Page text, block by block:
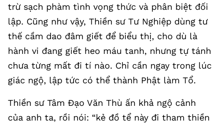
trừ sạch phàm tình vọng thức và phân biệt đối
lập. Cũng như vậy, Thiền sư Tư Nghiệp dùng tư
thế cầm dao đâm giết để biểu thị, cho dù là
hành vi đang giết heo máu tanh, nhưng tự tánh
chưa từng mất đi tí nào. Chỉ cần ngay trong lúc
giác ngộ, lập tức có thể thành Phật làm Tổ.
Thiền sư Tâm Đạo Văn Thù ấn khả ngộ cảnh
của anh ta, rồi nói: “kẻ đồ tể này đi tham thiền